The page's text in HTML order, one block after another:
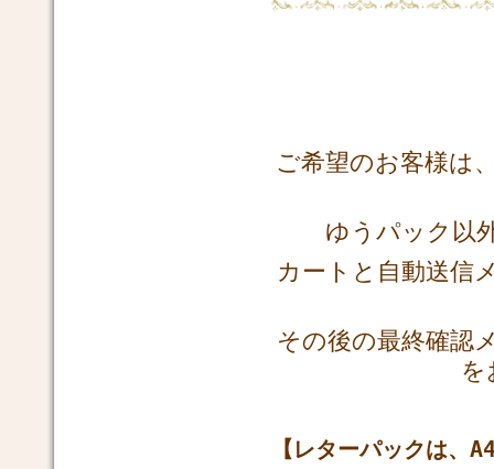
ご希望のお客様は
ゆうパック以
カートと自動送信
その後の最終確認
を
【レターパックは、